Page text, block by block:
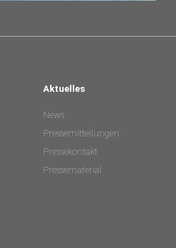
Aktuelles
News
Pressemitteilungen
Pressekontakt
Pressematerial